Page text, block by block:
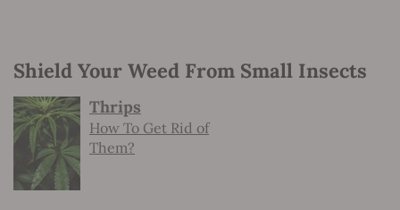
Shield Your Weed From Small Insects
Thrips
How To Get Rid of
Them?